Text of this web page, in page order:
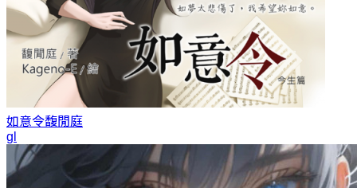
如意令馥閒庭
gl